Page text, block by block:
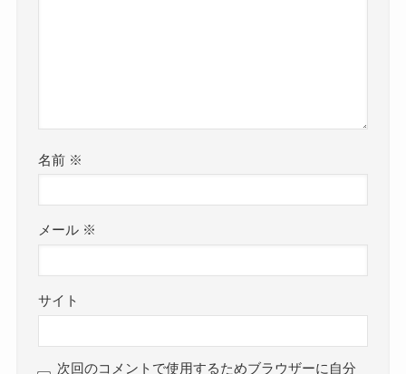
名前 ※
メール ※
サイト
次回のコメントで使用するためブラウザーに自分